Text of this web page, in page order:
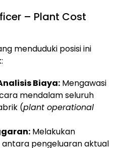
– Plant Cost
menduduki posisi ini
Biaya: Mengawasi
mendalam seluruh
(plant operational
Melakukan
pengeluaran aktual